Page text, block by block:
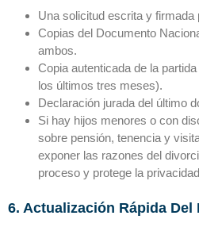
Una solicitud escrita y
Copias del Documento
ambos.
Copia autenticada de la
los últimos tres meses).
Declaración jurada del último
Si hay hijos menores o con
sobre pensión, tenencia y
exponer las razones del
proceso y protege la
6. Actualización Rápida Del